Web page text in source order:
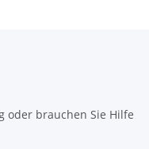
oder brauchen Sie Hilfe